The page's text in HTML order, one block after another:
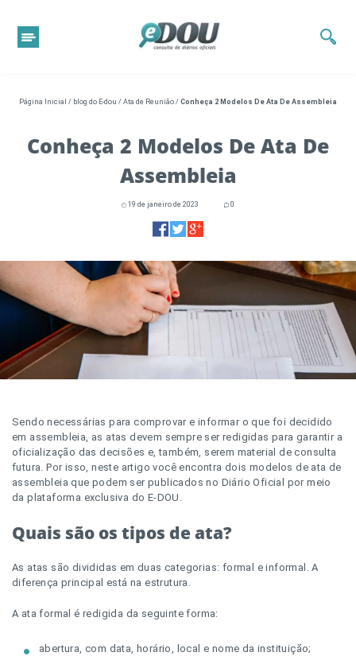
Página Inicial / blog do E-dou / Ata de Reunião / Conheça 2 Modelos De Ata De Assembleia
Conheça 2 Modelos De Ata De
Assembleia
19 de janeiro de 2023 0
Sendo necessárias para comprovar e informar o que foi decidido
em assembleia, as atas devem sempre ser redigidas para garantir a
oficialização das decisões e, também, serem material de consulta
futura. Por isso, neste artigo você encontra dois modelos de ata de
assembleia que podem ser publicados no Diário Oficial por meio
da plataforma exclusiva do E-DOU.
Quais são os tipos de ata?
As atas são divididas em duas categorias: formal e informal. A
diferença principal está na estrutura.
A ata formal é redigida da seguinte forma:
abertura, com data, horário, local e nome da instituição;